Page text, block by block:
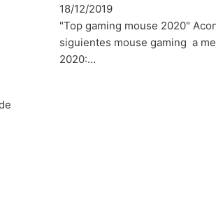
18/12/2019
"Top gaming mouse 2020"
siguientes mouse gaming a
2020:…